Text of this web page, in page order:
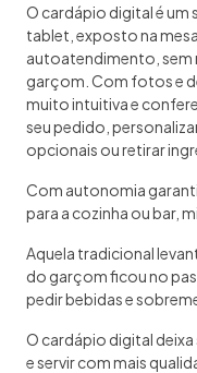
O cardápio digital é um
tablet, exposto na
autoatendimento, sem
garçom. Com fotos e
muito intuitiva e
seu pedido,
opcionais ou retirar
Com autonomia
para a cozinha ou bar,
Aquela tradicional
do garçom ficou no
pedir bebidas e
O cardápio digital deixa
e servir com mais